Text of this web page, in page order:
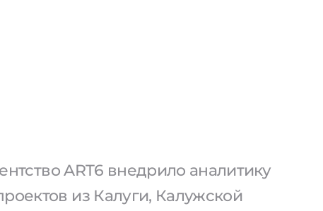
ART6 внедрило аналитику
из Калуги, Калужской